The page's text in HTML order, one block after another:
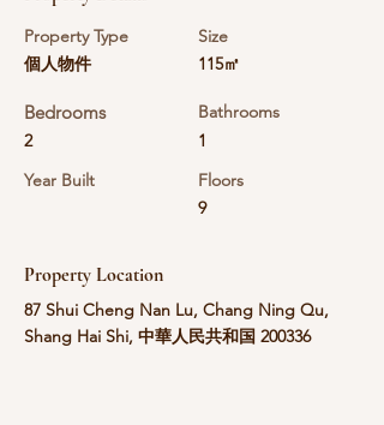
Property Type
個人物件
Bedrooms
2
Year Built
Size
115㎡
Bathrooms
1
Floors
9
Property Location
87 Shui Cheng Nan Lu, Chang Ning Qu,
Shang Hai Shi, 中華人民共和国 200336